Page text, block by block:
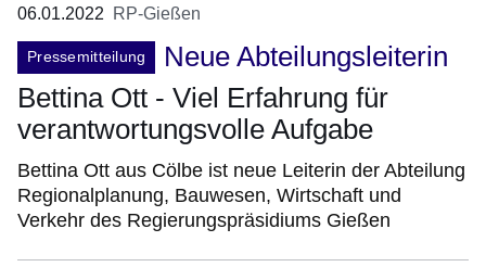
06.01.2022 RP-Gießen
Pressemitteilung
Neue Abteilungsleiterin
Bettina Ott - Viel Erfahrung für
verantwortungsvolle Aufgabe
Bettina Ott aus Cölbe ist neue Leiterin der Abteilung
Regionalplanung, Bauwesen, Wirtschaft und
Verkehr des Regierungspräsidiums Gießen